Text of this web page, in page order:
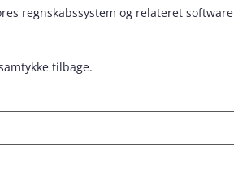
regnskabssystem og relateret software
tilbage.